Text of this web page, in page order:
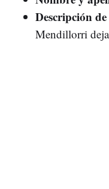
Descripción
Mendillorri